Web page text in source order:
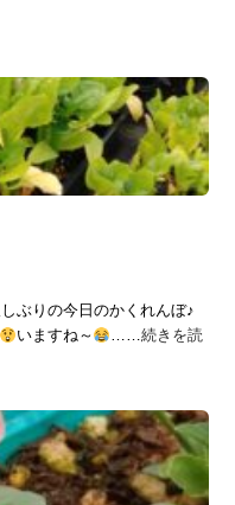
ぶりの今日のかくれんぼ♪
いますね～ ……続きを読